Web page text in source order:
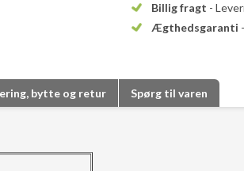
Billig fragt -
Ægthedsgaranti
bytte og retur Spørg til varen